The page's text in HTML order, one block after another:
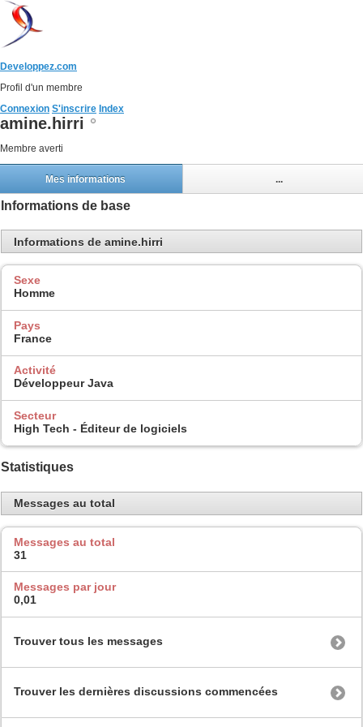
Developpez.com
Profil d'un membre
Connexion S'inscrire Index
amine.hirri
Membre averti
Mes informations ...
Informations de base
Informations de amine.hirri
Sexe
Homme
Pays
France
Activité
Développeur Java
Secteur
High Tech - Éditeur de logiciels
Statistiques
Messages au total
Messages au total
31
Messages par jour
0,01
Trouver tous les messages
Trouver les dernières discussions commencées